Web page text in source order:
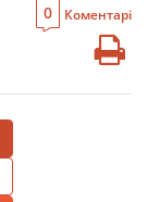
0 Коментарі